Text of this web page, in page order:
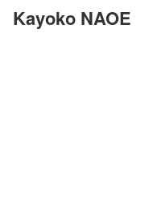
Kayoko NAOE